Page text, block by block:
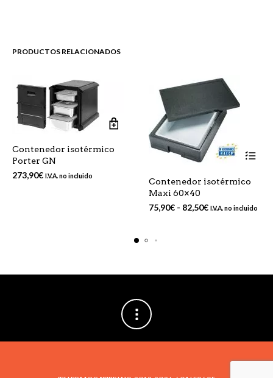
PRODUCTOS RELACIONADOS
Contenedor isotérmico
Porter GN
273,90€ I.V.A. no incluido
Contenedor isotérmico
Maxi 60×40
75,90€ - 82,50€Rango
82,50€
I.V.A. no incluido